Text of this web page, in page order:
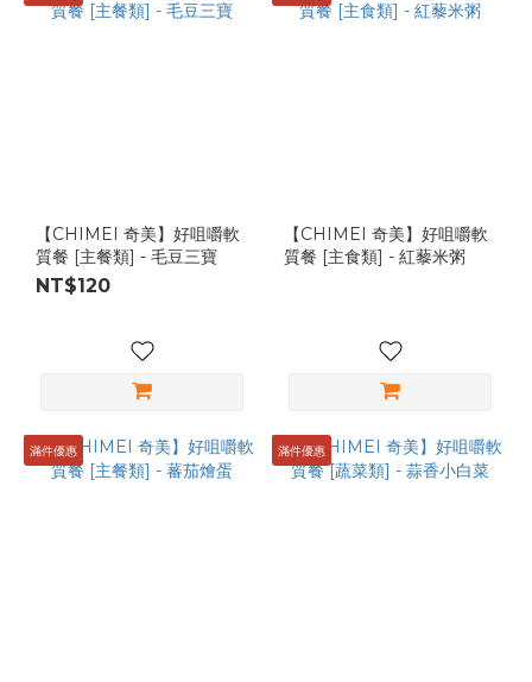
【CHIMEI 奇美】好咀嚼軟
質餐 [主餐類] - 毛豆三寶
NT$120
【CHIMEI 奇美】好咀嚼軟
質餐 [主食類] - 紅藜米粥
滿件優惠 滿件優惠